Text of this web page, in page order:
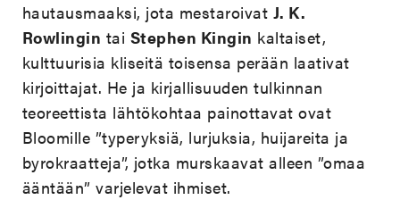
hautausmaaksi, jota mestaroivat J. K.
Rowlingin tai Stephen Kingin kaltaiset,
kulttuurisia kliseitä toisensa perään laativat
kirjoittajat. He ja kirjallisuuden tulkinnan
teoreettista lähtökohtaa painottavat ovat
Bloomille ”typeryksiä, lurjuksia, huijareita ja
byrokraatteja”, jotka murskaavat alleen ”omaa
ääntään” varjelevat ihmiset.